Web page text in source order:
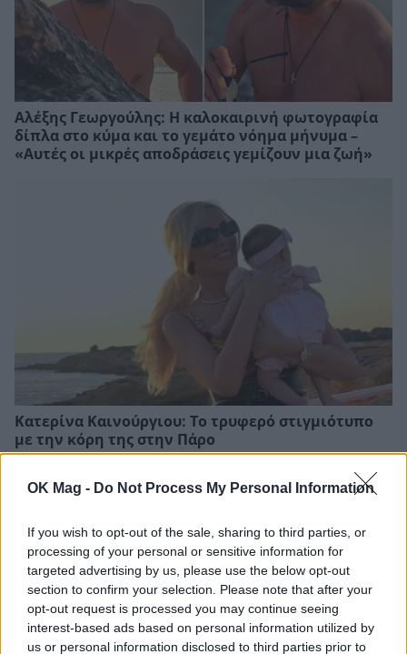
OK Mag - Do Not Process My Personal Information
If you wish to opt-out of the sale, sharing to third parties, or
processing of your personal or sensitive information for
targeted advertising by us, please use the below opt-out
section to confirm your selection. Please note that after your
opt-out request is processed you may continue seeing
interest-based ads based on personal information utilized by
us or personal information disclosed to third parties prior to
Αλέξης Γεωργούλης: Η καλοκαιρινή φωτογραφία
δίπλα στο κύμα και το γεμάτο νόημα μήνυμα –
«Αυτές οι μικρές αποδράσεις γεμίζουν μια ζωή»
Κατερίνα Καινούργιου: Το τρυφερό στιγμιότυπο
με την κόρη της στην Πάρο